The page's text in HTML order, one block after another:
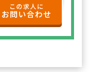
っておりま
時間を含め
この求人に
お問い合わせ